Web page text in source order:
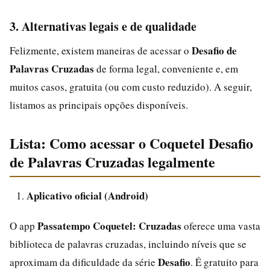
3. Alternativas legais e de qualidade
Felizmente, existem maneiras de acessar o Desafio de
Palavras Cruzadas de forma legal, conveniente e, em
muitos casos, gratuita (ou com custo reduzido). A seguir,
listamos as principais opções disponíveis.
Lista: Como acessar o Coquetel Desafio
de Palavras Cruzadas legalmente
Aplicativo oficial (Android)
O app Passatempo Coquetel: Cruzadas oferece uma vasta
biblioteca de palavras cruzadas, incluindo níveis que se
aproximam da dificuldade da série Desafio. É gratuito para